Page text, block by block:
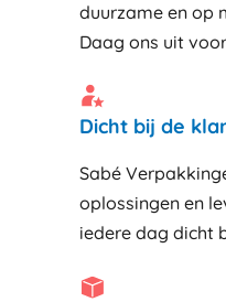
duurzame en op
Daag ons uit
Dicht bij de
Sabé
oplossingen en
iedere dag dicht